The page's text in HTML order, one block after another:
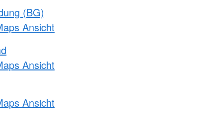
(BG)
Ansicht
Ansicht
Ansicht